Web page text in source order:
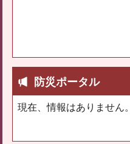
防災ポータル
現在、情報はありません。